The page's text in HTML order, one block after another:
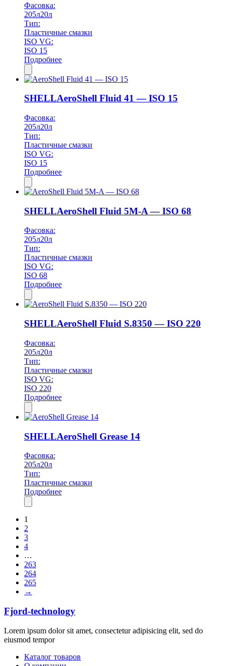
Фасовка:
205л20л
Тип:
Пластичные смазки
ISO VG:
ISO 15
Подробнее
SHELLAeroShell Fluid 41 — ISO 15
Фасовка:
205л20л
Тип:
Пластичные смазки
ISO VG:
ISO 15
Подробнее
SHELLAeroShell Fluid 5M-A — ISO 68
Фасовка:
205л20л
Тип:
Пластичные смазки
ISO VG:
ISO 68
Подробнее
SHELLAeroShell Fluid S.8350 — ISO 220
Фасовка:
205л20л
Тип:
Пластичные смазки
ISO VG:
ISO 220
Подробнее
SHELLAeroShell Grease 14
Фасовка:
205л20л
Тип:
Пластичные смазки
Подробнее
1
2
3
4
…
263
264
265
→
Fjord-technology
Lorem ipsum dolor sit amet, consectetur adipisicing elit, sed do
eiusmod tempor
Каталог товаров